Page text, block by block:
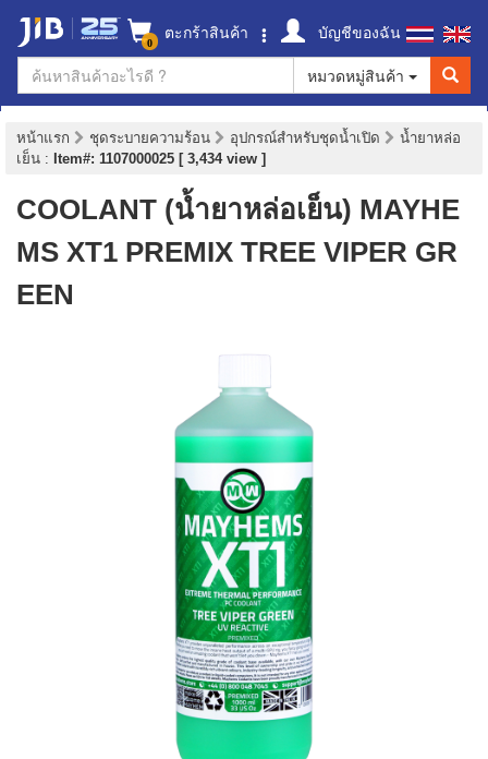
0 ตะกร้าสินค้า
บัญชีของฉัน
หมวดหมู่สินค้า
หน้าแรก ชุดระบายความร้อน อุปกรณ์สำหรับชุดน้ำเปิด
น้ำยาหล่อ
เย็น : Item#: 1107000025 [ 3,434 view ]
COOLANT (น้ำยาหล่อเย็น) MAYHE
MS XT1 PREMIX TREE VIPER GR
EEN